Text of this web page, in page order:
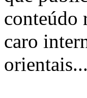
conteúdo
caro
orientais...